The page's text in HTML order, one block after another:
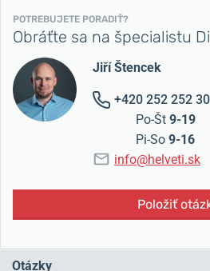
POTREBUJETE PORADIŤ?
Obráťte sa na špecialistu
Jiří Štencek
+420 252 252
Po-Št 9-19
Pi-So 9-16
info@helveti.sk
Položiť
Otázky